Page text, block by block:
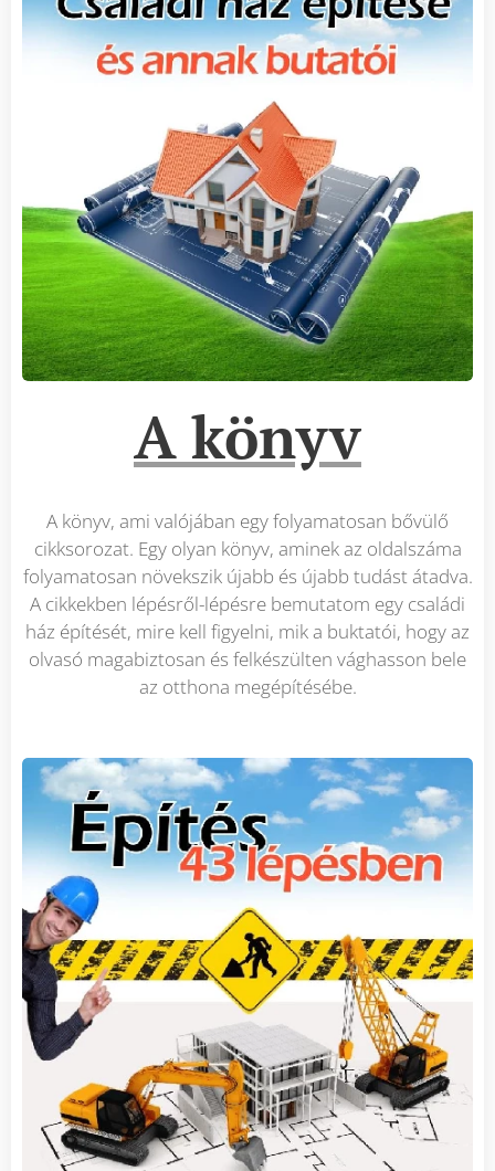
A könyv
A könyv, ami valójában egy folyamatosan bővülő
cikksorozat. Egy olyan könyv, aminek az oldalszáma
folyamatosan növekszik újabb és újabb tudást átadva.
A cikkekben lépésről-lépésre bemutatom egy családi
ház építését, mire kell figyelni, mik a buktatói, hogy az
olvasó magabiztosan és felkészülten vághasson bele
az otthona megépítésébe.